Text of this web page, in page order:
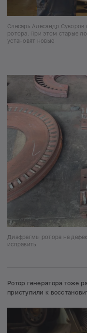
Слесарь Алесандр
ротора. При этом старые
установят новые
Диафрагмы ротора на
исправить
Ротор генератора тоже
приступили к